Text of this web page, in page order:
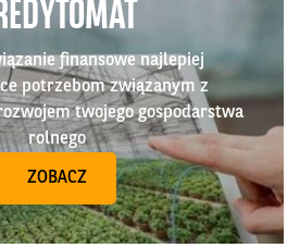
finansowe najlepiej
potrzebom związanym z
twojego gospodarstwa
rolnego
ZOBACZ